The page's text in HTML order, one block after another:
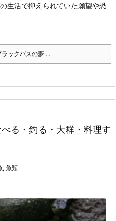
生活で抑えられていた願望や恐
ラックバスの夢 ...
る・釣る・大群・料理す
, 魚類